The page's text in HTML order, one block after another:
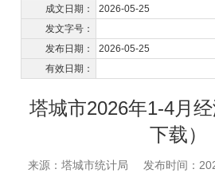
成文日期：
2026-05-25
发文字号：
发布日期：
2026-05-25
有效日期：
塔城市2026年1-4月
下载）
来源：塔城市统计局 发布时间：